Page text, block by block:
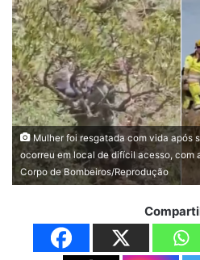
Mulher foi resgatada com vida após
ocorreu em local de difícil acesso, com
Corpo de Bombeiros/Reprodução